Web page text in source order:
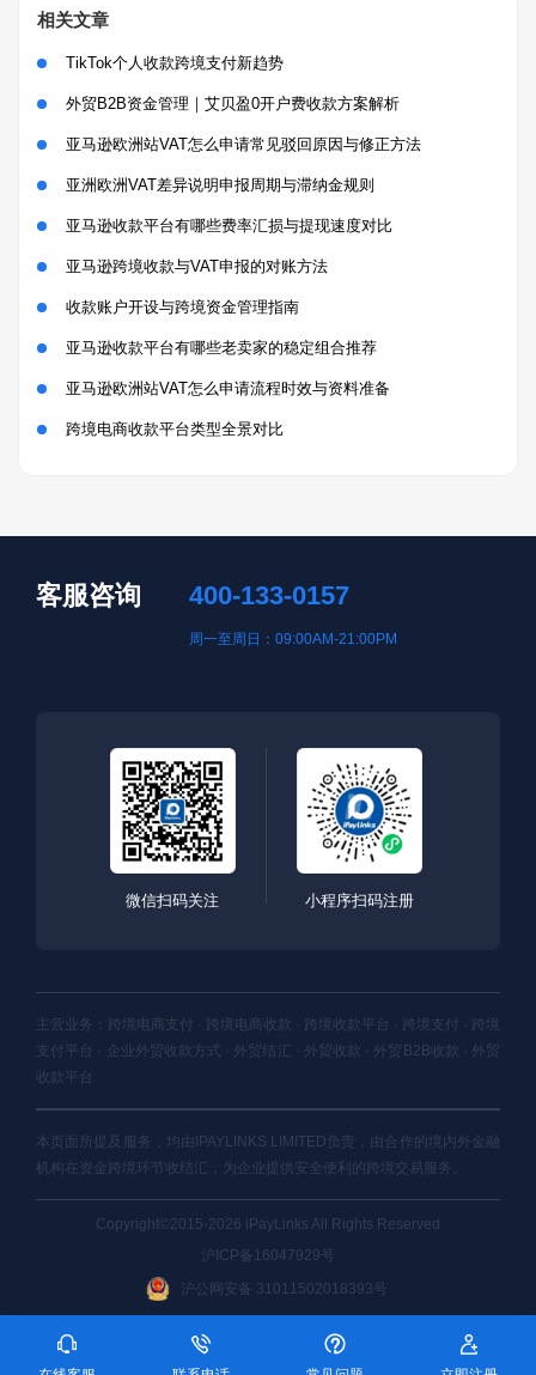
相关文章
TikTok个人收款跨境支付新趋势
外贸B2B资金管理｜艾贝盈0开户费收款方案解析
亚马逊欧洲站VAT怎么申请常见驳回原因与修正方法
亚洲欧洲VAT差异说明申报周期与滞纳金规则
亚马逊收款平台有哪些费率汇损与提现速度对比
亚马逊跨境收款与VAT申报的对账方法
收款账户开设与跨境资金管理指南
亚马逊收款平台有哪些老卖家的稳定组合推荐
亚马逊欧洲站VAT怎么申请流程时效与资料准备
跨境电商收款平台类型全景对比
客服咨询 400-133-0157
周一至周日：09:00AM-21:00PM
微信扫码关注 小程序扫码注册
主营业务：跨境电商支付 · 跨境电商收款 · 跨境收款平台 · 跨境支付 · 跨境
支付平台 · 企业外贸收款方式 · 外贸结汇 · 外贸收款 · 外贸B2B收款 · 外贸
收款平台
本页面所提及服务，均由IPAYLINKS LIMITED负责，由合作的境内外金融
机构在资金跨境环节收结汇，为企业提供安全便利的跨境交易服务。
Copyright©2015-2026 iPayLinks All Rights Reserved
沪ICP备16047929号
沪公网安备 31011502018393号